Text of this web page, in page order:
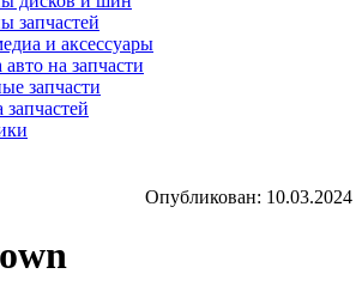
запчастей
и аксессуары
на запчасти
запчасти
Опубликован: 10.03.2024